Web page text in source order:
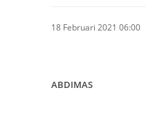
18 Februari 2021 06:00
ABDIMAS